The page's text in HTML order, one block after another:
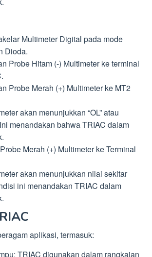
Multimeter Digital pada mode
Dioda.
Probe Hitam (-) Multimeter ke terminal
Probe Merah (+) Multimeter ke MT2
akan menunjukkan “OL” atau
menandakan bahwa TRIAC dalam
Merah (+) Multimeter ke Terminal
akan menunjukkan nilai sekitar
ini menandakan TRIAC dalam
aplikasi, termasuk:
TRIAC digunakan dalam rangkaian